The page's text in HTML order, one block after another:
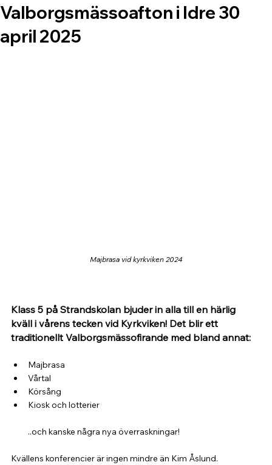
Valborgsmässoafton i Idre 30
april 2025
Majbrasa vid kyrkviken 2024
Klass 5 på Strandskolan bjuder in alla till en härlig
kväll i vårens tecken vid Kyrkviken! Det blir ett
traditionellt Valborgsmässofirande med bland annat:
Majbrasa
Vårtal
Körsång
Kiosk och lotterier
..och kanske några nya överraskningar!
Kvällens konferencier är ingen mindre än Kim Åslund.